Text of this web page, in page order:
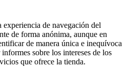
de navegación del
de forma anónima, aunque en
de manera única e inequívoca
sobre los intereses de los
que ofrece la tienda.